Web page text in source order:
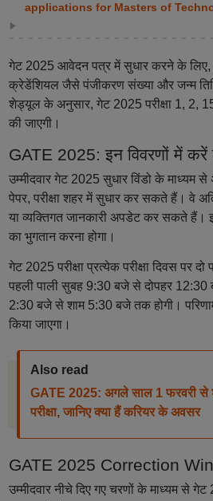
applications for Masters of
गेट 2025 आवेदन पत्र में सुधार करने के लिए,
क्रेडेंशियल जैसे पंजीकरण संख्या और जन्म
शेड्यूल के अनुसार, गेट 2025 परीक्षा 1, 2,
की जाएगी।
GATE 2025: इन विवरणों में करें
उम्मीदवार गेट 2025 सुधार विंडो के माध्यम से
पेपर, परीक्षा शहर में सुधार कर सकते हैं। वे
या व्यक्तिगत जानकारी अपडेट कर सकते
का भुगतान करना होगा।
गेट 2025 परीक्षा प्रत्येक परीक्षा दिवस पर
पहली पाली सुबह 9:30 बजे से दोपहर 12:30
2:30 बजे से शाम 5:30 बजे तक होगी।
किया जाएगा।
Also read
GATE 2025: अगले साल 1 फरवरी से
परीक्षा, जानिए क्या हैं करियर के अवसर
GATE 2025 Correction
उम्मीदवार नीचे दिए गए चरणों के माध्यम से